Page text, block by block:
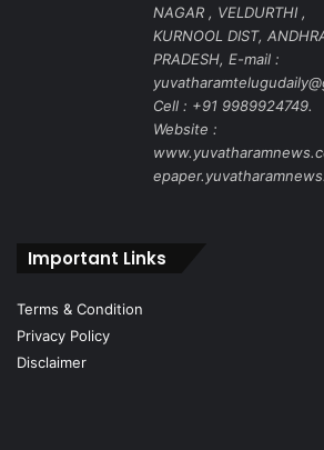
NAGAR , VELDURTHI ,
KURNOOL DIST,
PRADESH, E-mail :
Cell : +91 9989924749.
Website :
Important Links
Terms & Condition
Privacy Policy
Disclaimer